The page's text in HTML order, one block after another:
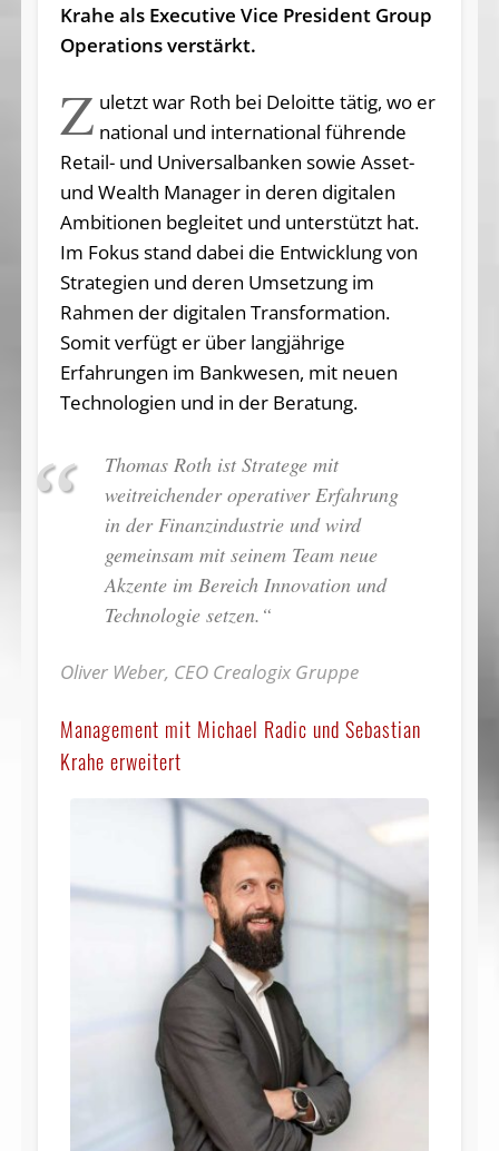
Krahe als Executive Vice President Group
Operations verstärkt.
Z uletzt war Roth bei Deloitte tätig, wo er
national und international führende
Retail- und Universalbanken sowie Asset-
und Wealth Manager in deren digitalen
Ambitionen begleitet und unterstützt hat.
Im Fokus stand dabei die Entwicklung von
Strategien und deren Umsetzung im
Rahmen der digitalen Transformation.
Somit verfügt er über langjährige
Erfahrungen im Bankwesen, mit neuen
Technologien und in der Beratung.
Thomas Roth ist Stratege mit
weitreichender operativer Erfahrung
in der Finanzindustrie und wird
gemeinsam mit seinem Team neue
Akzente im Bereich Innovation und
Technologie setzen.“
Oliver Weber, CEO Crealogix Gruppe
Management mit Michael Radic und Sebastian
Krahe erweitert